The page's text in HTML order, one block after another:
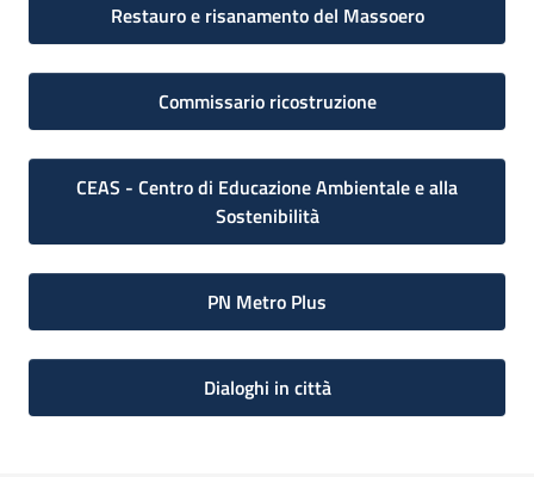
Restauro e risanamento del Massoero
Commissario ricostruzione
CEAS - Centro di Educazione Ambientale e alla
Sostenibilità
PN Metro Plus
Dialoghi in città